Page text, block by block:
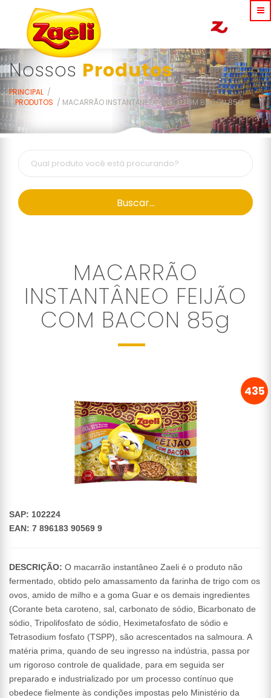
Nossos Produtos
PRINCIPAL
PRODUTOS
MACARRÃO INSTANTÂNEO FEIJÃO COM BACON 85G
Buscar...
MACARRÃO
INSTANTÂNEO FEIJÃO
COM BACON 85g
435
SAP: 102224
EAN: 7 896183 90569 9
DESCRIÇÃO: O macarrão instantâneo Zaeli é o produto não
fermentado, obtido pelo amassamento da farinha de trigo com os
ovos, amido de milho e a goma Guar e os demais ingredientes
(Corante beta caroteno, sal, carbonato de sódio, Bicarbonato de
sódio, Tripolifosfato de sódio, Heximetafosfato de sódio e
Tetrasodium fosfato (TSPP), são acrescentados na salmoura. A
matéria prima, quando de seu ingresso na indústria, passa por
um rigoroso controle de qualidade, para em seguida ser
preparado e industrializado por um processo contínuo que
obedece fielmente às condições impostas pelo Ministério da